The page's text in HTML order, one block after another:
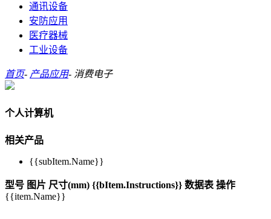
通讯设备
安防应用
医疗器械
工业设备
首页- 产品应用- 消费电子
个人计算机
相关产品
{{subItem.Name}}
型号 图片 尺寸(mm) {{bItem.Instructions}} 数据表 操作
{{item.Name}}